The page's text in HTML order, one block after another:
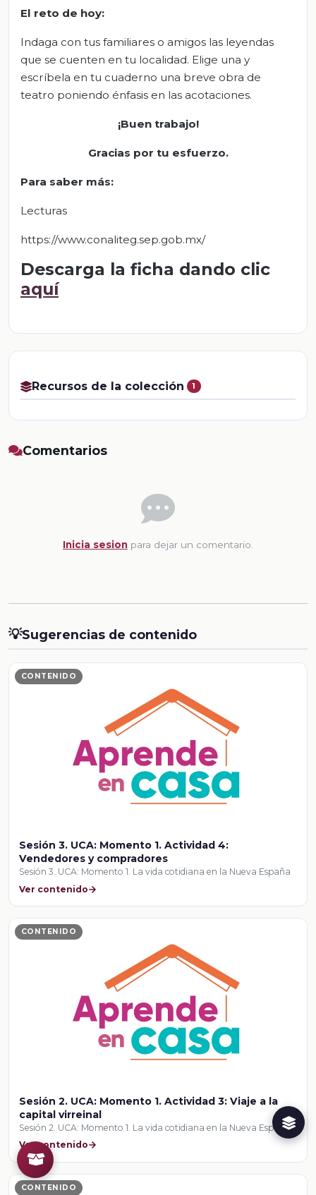
El reto de hoy:
Indaga con tus familiares o amigos las leyendas
que se cuenten en tu localidad. Elige una y
escríbela en tu cuaderno una breve obra de
teatro poniendo énfasis en las acotaciones.
¡Buen trabajo!
Gracias por tu esfuerzo.
Para saber más:
Lecturas
https://www.conaliteg.sep.gob.mx/
Descarga la ficha dando clic
aquí
Recursos de la colección 1
Comentarios
Inicia sesion para dejar un comentario.
💡Sugerencias de contenido
CONTENIDO
Sesión 3. UCA: Momento 1. Actividad 4:
Vendedores y compradores
Sesión 3. UCA: Momento 1. La vida cotidiana en la Nueva España
Ver contenido
CONTENIDO
Sesión 2. UCA: Momento 1. Actividad 3: Viaje a la
capital virreinal
Sesión 2. UCA: Momento 1. La vida cotidiana en la Nueva España
Ver contenido
CONTENIDO